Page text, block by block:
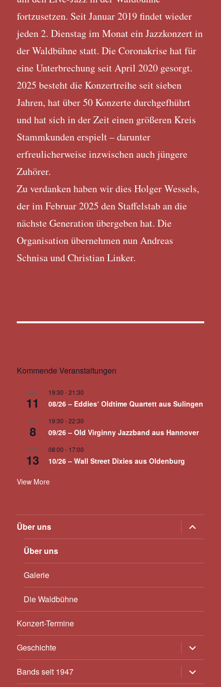
fortzusetzen. Seit Januar 2019 findet wieder
jeden 2. Dienstag im Monat ein Jazzkonzert in
der Waldbühne statt. Die Coronakrise hat für
eine Unterbrechung seit April 2020 gesorgt.
2025 besteht die Konzertreihe seit sieben
Jahren, hat über 50 Konzerte durchgefhührt
und hat sich in der Zeit einen größeren Kreis
Stammkunden erspielt – darunter
erfreulicherweise inzwischen auch jüngere
Zuhörer.
Zu verdanken haben wir dies Holger Wessels,
der im Februar 2025 den Staffelstab an die
nächste Generation übergeben hat. Die
Organisation übernehmen nun Andreas
Schnisa und Christian Linker.
Kommende Veranstaltungen
AUG.
11
19:30 -21:30
08/26 – Eddies‘ Oldtime Quartett aus Sulingen
SEP.
8
19:30 -22:30
09/26 – Old Virginny Jazzband aus Hannover
OKT.
13
08:00 - 17:00
10/26 – Wall Street Dixies aus Oldenburg
View More
Über uns
anzeigen
Über uns
Galerie
Die Waldbühne
Konzert-Termine
Geschichte
anzeigen
Bands seit 1947
anzeigen